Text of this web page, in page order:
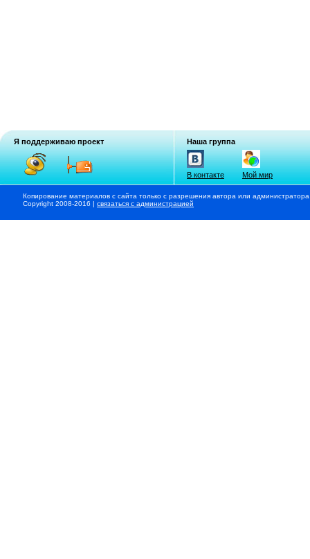
Я поддерживаю проект Наша группа
В контакте Мой мир
Копирование материалов с сайта только с разрешения автора или
Copyright 2008-2016 | связаться с администрацией